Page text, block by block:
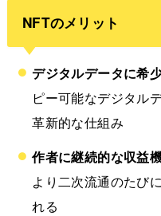
NFTのメリット
デジタルデータに希
ピー可能なデジタル
革新的な仕組み
作者に継続的な収益
より二次流通のたび
れる